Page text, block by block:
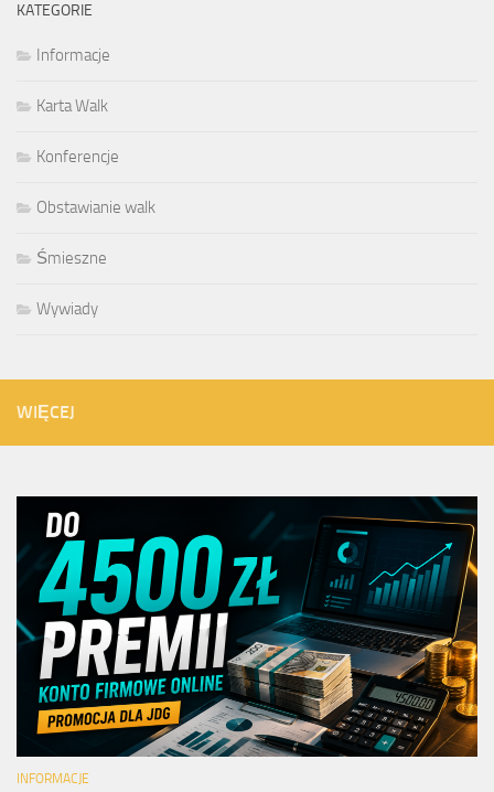
KATEGORIE
Informacje
Karta Walk
Konferencje
Obstawianie walk
Śmieszne
Wywiady
WIĘCEJ
INFORMACJE